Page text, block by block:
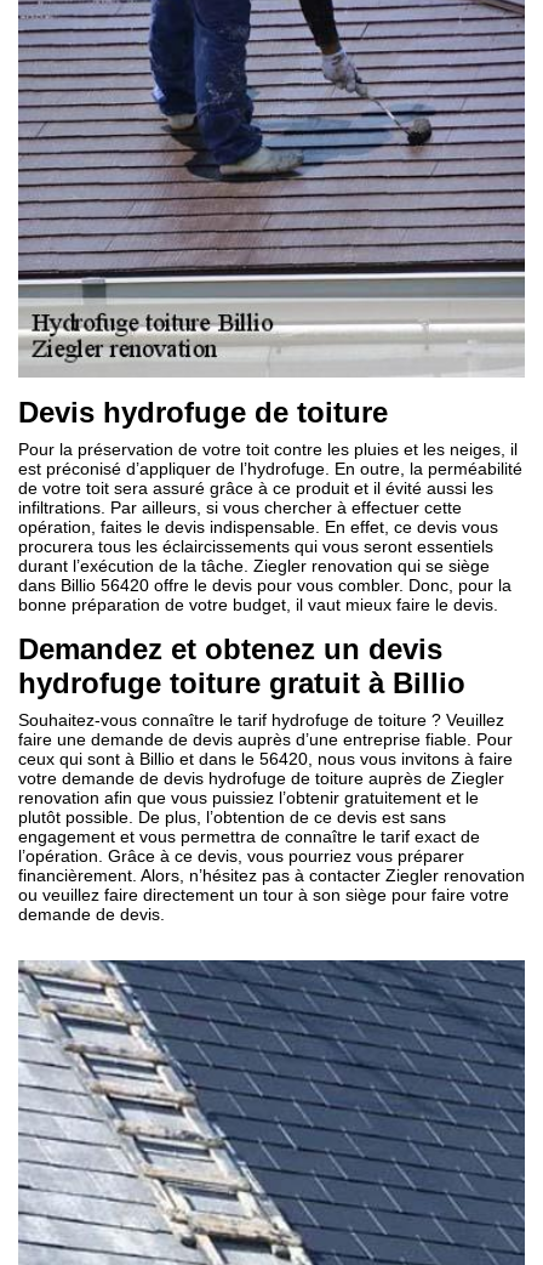
Devis hydrofuge de toiture
Pour la préservation de votre toit contre les pluies et les neiges, il
est préconisé d’appliquer de l’hydrofuge. En outre, la perméabilité
de votre toit sera assuré grâce à ce produit et il évité aussi les
infiltrations. Par ailleurs, si vous chercher à effectuer cette
opération, faites le devis indispensable. En effet, ce devis vous
procurera tous les éclaircissements qui vous seront essentiels
durant l’exécution de la tâche. Ziegler renovation qui se siège
dans Billio 56420 offre le devis pour vous combler. Donc, pour la
bonne préparation de votre budget, il vaut mieux faire le devis.
Demandez et obtenez un devis
hydrofuge toiture gratuit à Billio
Souhaitez-vous connaître le tarif hydrofuge de toiture ? Veuillez
faire une demande de devis auprès d’une entreprise fiable. Pour
ceux qui sont à Billio et dans le 56420, nous vous invitons à faire
votre demande de devis hydrofuge de toiture auprès de Ziegler
renovation afin que vous puissiez l’obtenir gratuitement et le
plutôt possible. De plus, l’obtention de ce devis est sans
engagement et vous permettra de connaître le tarif exact de
l’opération. Grâce à ce devis, vous pourriez vous préparer
financièrement. Alors, n’hésitez pas à contacter Ziegler renovation
ou veuillez faire directement un tour à son siège pour faire votre
demande de devis.